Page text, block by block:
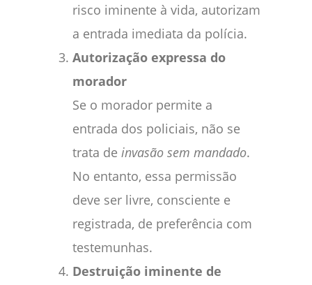
risco iminente à vida, autorizam
a entrada imediata da polícia.
Autorização expressa do
morador
Se o morador permite a
entrada dos policiais, não se
trata de invasão sem mandado.
No entanto, essa permissão
deve ser livre, consciente e
registrada, de preferência com
testemunhas.
Destruição iminente de